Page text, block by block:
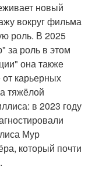
новый
вокруг фильма
роль. В 2025
за роль в этом
она также
от карьерных
тяжёлой
в 2023 году
Мур
который почти